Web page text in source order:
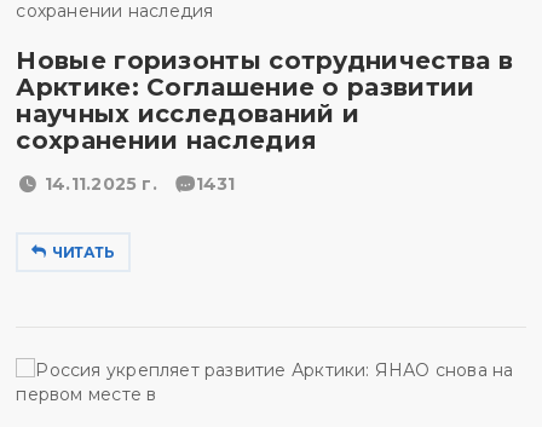
Новые горизонты сотрудничества в
Арктике: Соглашение о развитии
научных исследований и
сохранении наследия
14.11.2025 г. 1431
ЧИТАТЬ